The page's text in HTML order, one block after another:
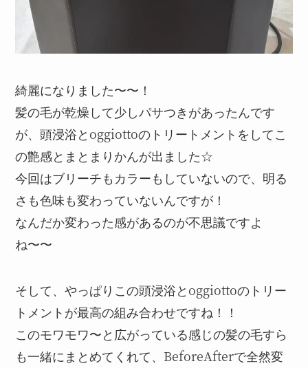
綺麗になりました〜〜！
髪の毛が乾燥して少しパサつきがあったんです
が、頭浸浴とoggiottoのトリートメントをしてこ
の艶感とまとまりかんが出ました☆
今回はブリーチもカラーもしていないので、明る
さも色味も変わっていないんですが！
なんだか変わった感があるのが不思議ですよ
ね〜〜
そして、やっぱりこの頭浸浴とoggiottoのトリー
トメントが最高の組み合わせですね！！
このモワモワ〜と広がっている感じの髪の毛すら
も一緒にまとめてくれて、BeforeAfterで全然変